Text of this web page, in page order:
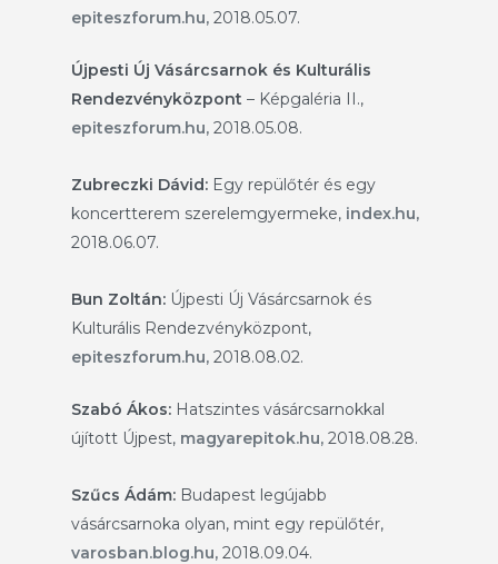
epiteszforum.hu, 2018.05.07.
Újpesti Új Vásárcsarnok és Kulturális
Rendezvényközpont – Képgaléria II.,
epiteszforum.hu, 2018.05.08.
Zubreczki Dávid: Egy repülőtér és egy
koncertterem szerelemgyermeke, index.hu,
2018.06.07.
Bun Zoltán: Újpesti Új Vásárcsarnok és
Kulturális Rendezvényközpont,
epiteszforum.hu, 2018.08.02.
Szabó Ákos: Hatszintes vásárcsarnokkal
újított Újpest, magyarepitok.hu, 2018.08.28.
Szűcs Ádám: Budapest legújabb
vásárcsarnoka olyan, mint egy repülőtér,
varosban.blog.hu, 2018.09.04.